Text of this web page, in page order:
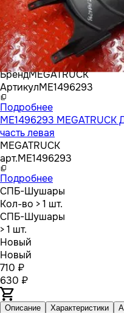
БрендMEGATRUCK
АртикулME1496293
Подробнее
ME1496293 MEGATRUCK
часть левая
MEGATRUCK
арт.ME1496293
Подробнее
СПБ-Шушары
Кол-во > 1 шт.
СПБ-Шушары
> 1 шт.
Новый
Новый
710 ₽
630 ₽
Описание Характеристики